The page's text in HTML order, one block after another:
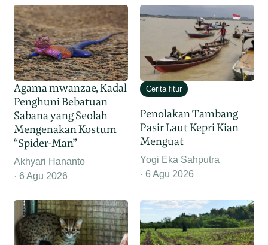
Agama mwanzae, Kadal
Penghuni Bebatuan
Sabana yang Seolah
Mengenakan Kostum
“Spider-Man”
Akhyari Hananto
6 Agu 2026
Cerita fitur
Penolakan Tambang
Pasir Laut Kepri Kian
Menguat
Yogi Eka Sahputra
6 Agu 2026